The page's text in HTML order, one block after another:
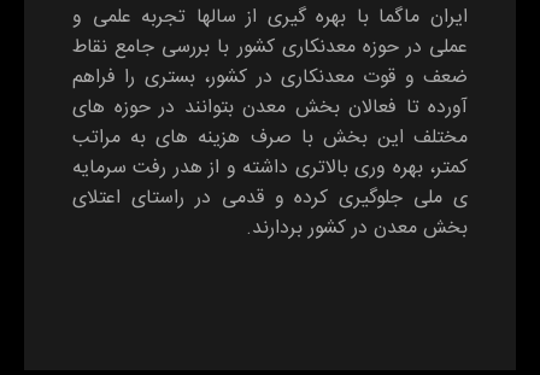
ایران ماگما با بهره گیری از سالها تجربه علمی و
عملی در حوزه معدنکاری کشور با بررسی جامع نقاط
ضعف و قوت معدنکاری در کشور، بستری را فراهم
آورده تا فعالان بخش معدن بتوانند در حوزه های
مختلف این بخش با صرف هزینه های به مراتب
کمتر، بهره وری بالاتری داشته و از هدر رفت سرمایه
ی ملی جلوگیری کرده و قدمی در راستای اعتلای
بخش معدن در کشور بردارند.